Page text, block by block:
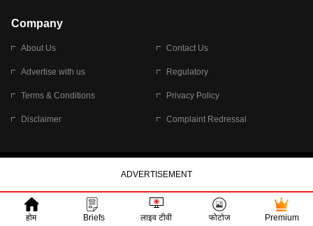
बारिश की चेतावनी
Company
About Us Contact Us
Advertise with us Regulatory
Terms & Conditions Privacy Policy
Disclaimer Complaint Redressal
होम Briefs लाइव टीवी फोटोज Premium